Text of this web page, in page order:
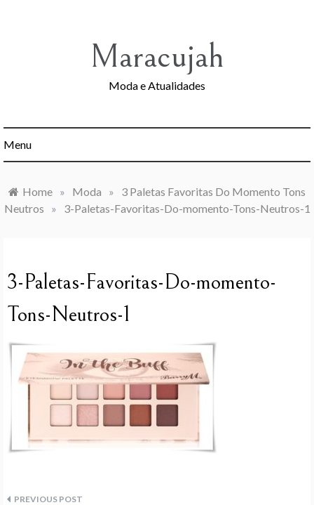
Maracujah
Moda e Atualidades
Menu
Home » Moda »
3 Paletas Favoritas Do Momento Tons
Neutros
» 3-Paletas-Favoritas-Do-momento-Tons-Neutros-1
3-Paletas-Favoritas-Do-momento-
Tons-Neutros-1